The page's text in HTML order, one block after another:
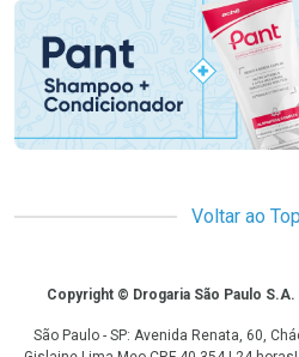
Voltar ao
CopyrightCopyright © Drogaria São Paulo
São Paulo - SP: Avenida Renata, 60,